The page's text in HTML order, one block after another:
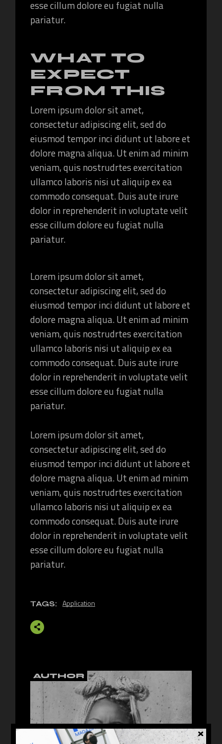
esse cillum dolore eu fugiat nulla
pariatur.
WHAT TO
EXPECT
FROM THIS
Lorem ipsum dolor sit amet,
consectetur adipiscing elit, sed do
eiusmod tempor inci didunt ut labore et
dolore magna aliqua. Ut enim ad minim
veniam, quis nostrudrtes exercitation
ullamco laboris nisi ut aliquip ex ea
commodo consequat. Duis aute irure
dolor in reprehenderit in voluptate velit
esse cillum dolore eu fugiat nulla
pariatur.
Lorem ipsum dolor sit amet,
consectetur adipiscing elit, sed do
eiusmod tempor inci didunt ut labore et
dolore magna aliqua. Ut enim ad minim
veniam, quis nostrudrtes exercitation
ullamco laboris nisi ut aliquip ex ea
commodo consequat. Duis aute irure
dolor in reprehenderit in voluptate velit
esse cillum dolore eu fugiat nulla
pariatur.
Lorem ipsum dolor sit amet,
consectetur adipiscing elit, sed do
eiusmod tempor inci didunt ut labore et
dolore magna aliqua. Ut enim ad minim
veniam, quis nostrudrtes exercitation
ullamco laboris nisi ut aliquip ex ea
commodo consequat. Duis aute irure
dolor in reprehenderit in voluptate velit
esse cillum dolore eu fugiat nulla
pariatur.
TAGS: Application
AUTHOR